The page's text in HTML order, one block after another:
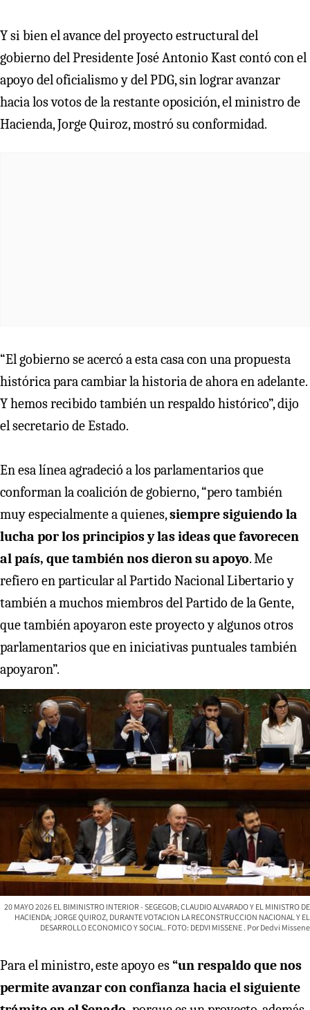
Y si bien el avance del proyecto estructural del
gobierno del Presidente José Antonio Kast contó con el
apoyo del oficialismo y del PDG, sin lograr avanzar
hacia los votos de la restante oposición, el ministro de
Hacienda, Jorge Quiroz, mostró su conformidad.
“El gobierno se acercó a esta casa con una propuesta
histórica para cambiar la historia de ahora en adelante.
Y hemos recibido también un respaldo histórico”, dijo
el secretario de Estado.
En esa línea agradeció a los parlamentarios que
conforman la coalición de gobierno, “pero también
muy especialmente a quienes,siempre siguiendo la
lucha por los principios y las ideas que favorecen
al país, que también nos dieron su apoyo. Me
refiero en particular al Partido Nacional Libertario y
también a muchos miembros del Partido de la Gente,
que también apoyaron este proyecto y algunos otros
parlamentarios que en iniciativas puntuales también
apoyaron”.
20 MAYO 2026 EL BIMINISTRO INTERIOR - SEGEGOB; CLAUDIO ALVARADO Y EL MINISTRO DE
HACIENDA; JORGE QUIROZ, DURANTE VOTACION LA RECONSTRUCCION NACIONAL Y EL
DESARROLLO ECONOMICO Y SOCIAL. FOTO: DEDVI MISSENE
Dedvi Missene
Para el ministro, este apoyo es“un respaldo que nos
permite avanzar con confianza hacia el siguiente